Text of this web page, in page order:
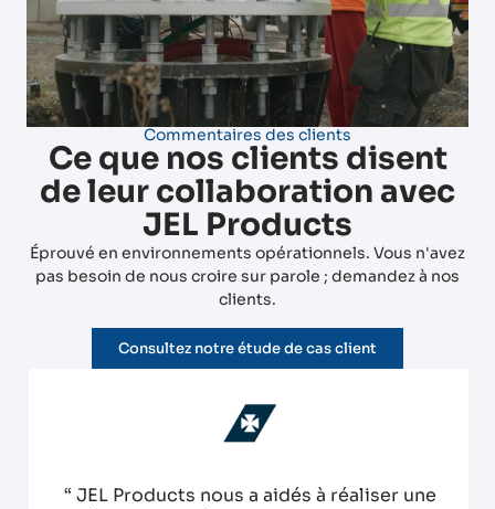
Commentaires des clients
Ce que nos clients disent
de leur collaboration avec
JEL Products
Éprouvé en environnements opérationnels. Vous n'avez
pas besoin de nous croire sur parole ; demandez à nos
clients.
Consultez notre étude de cas client
“ JEL Products nous a aidés à réaliser une